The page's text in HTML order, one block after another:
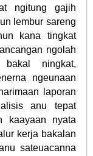
ngitung gajih
lembur sareng
kana tingkat
ngolah
ningkat,
ngeunaan
laporan
anu tepat
kaayaan nyata
kerja bakalan
sateuacanna